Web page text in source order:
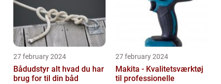
27 february 2024
Bådudstyr alt hvad du har
brug for til din båd
27 february 2024
Makita - Kvalitetsværktøj
til professionelle